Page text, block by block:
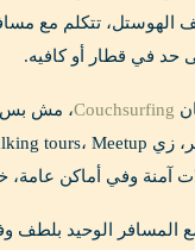
الهوستل، تتكلم مع
في قطار أو كافيه.
Couchsurfing، مش بس
مع المسافر الوحيد